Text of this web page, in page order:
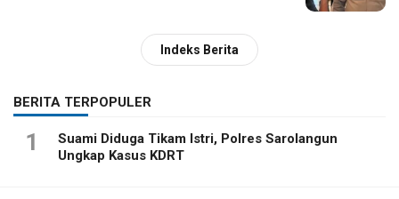
Indeks Berita
BERITA TERPOPULER
1
Suami Diduga Tikam Istri, Polres Sarolangun
Ungkap Kasus KDRT